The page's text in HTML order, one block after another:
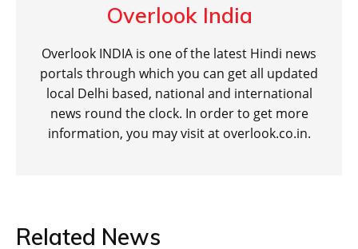
Overlook India
Overlook INDIA is one of the latest Hindi news
portals through which you can get all updated
local Delhi based, national and international
news round the clock. In order to get more
information, you may visit at overlook.co.in.
Related News